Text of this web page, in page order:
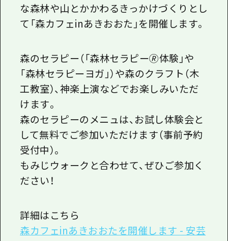
な森林や山とかかわるきっかけづくりとし
て「森カフェinあきおおた」を開催します。
森のセラピー（「森林セラピー🄬体験」や
「森林セラピーヨガ」）や森のクラフト（木
工教室）、神楽上演などでお楽しみいただ
けます。
森のセラピーのメニュは、 お試し体験会と
して無料でご参加いただけます（事前予約
受付中）。
もみじウォークと合わせて、ぜひご参加く
ださい！
詳細はこちら
森カフェinあきおおたを開催します - 安芸